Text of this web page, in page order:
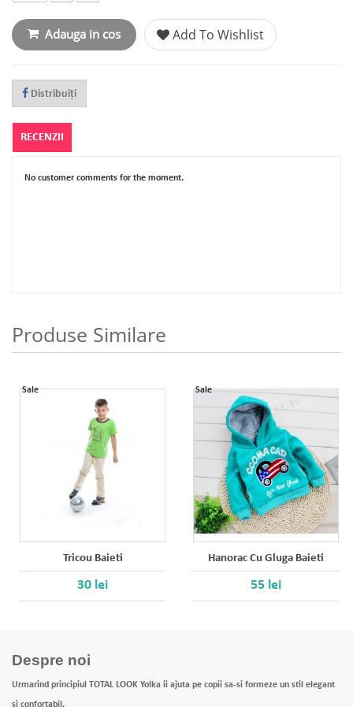
Adauga in cos Add To Wishlist
Distribuiţi
RECENZII
No customer comments for the moment.
Produse Similare
Tricou Baieti
30 lei
Hanorac Cu Gluga Baieti
55 lei
Sale Sale
Despre noi
Urmarind principiul TOTAL LOOK Yolka ii ajuta pe copii sa-si formeze un stil elegant
si confortabil.